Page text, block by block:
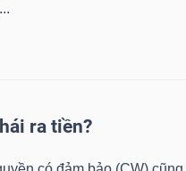
ra tiền?